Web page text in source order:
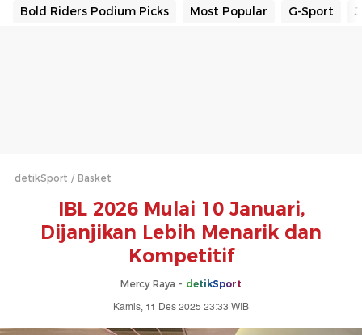
Bold Riders Podium Picks Most Popular G-Sport
detikSport Basket
IBL 2026 Mulai 10 Januari,
Dijanjikan Lebih Menarik dan
Kompetitif
Mercy Raya - detikSport
Kamis, 11 Des 2025 23:33 WIB